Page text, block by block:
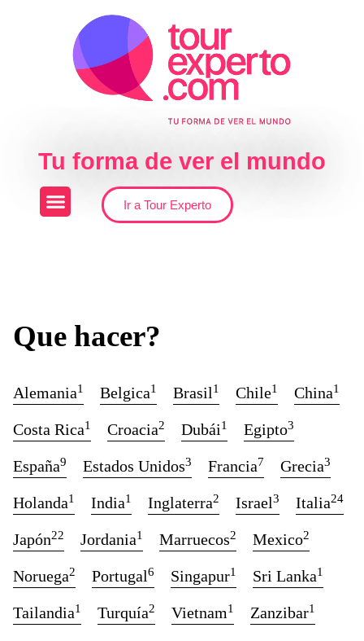
Tu forma de ver el mundo
Ir a Tour Experto
Que hacer?
Alemania1 Belgica1 Brasil1 Chile1 China1
Costa Rica1 Croacia2 Dubái1 Egipto3
España9 Estados Unidos3 Francia7 Grecia3
Holanda1 India1 Inglaterra2 Israel3 Italia24
Japón22 Jordania1 Marruecos2 Mexico2
Noruega2 Portugal6 Singapur1 Sri Lanka1
Tailandia1 Turquía2 Vietnam1 Zanzibar1